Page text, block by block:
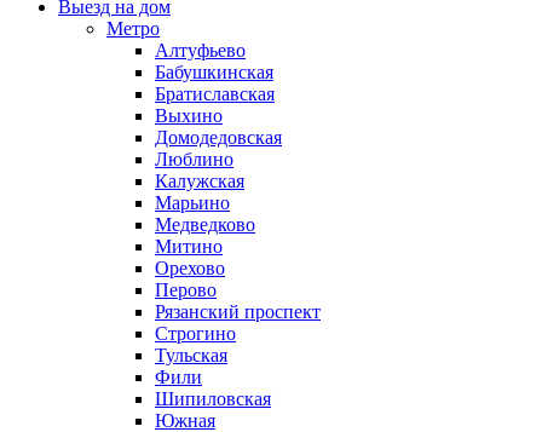
Выезд на дом
Метро
Алтуфьево
Бабушкинская
Братиславская
Выхино
Домодедовская
Люблино
Калужская
Марьино
Медведково
Митино
Орехово
Перово
Рязанский проспект
Строгино
Тульская
Фили
Шипиловская
Южная